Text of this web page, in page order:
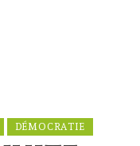
DÉMOCRATIE